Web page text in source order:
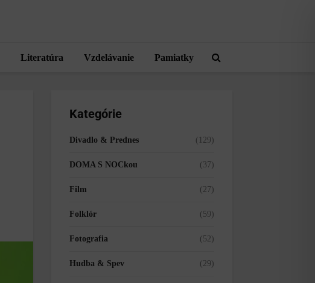
Literatúra Vzdelávanie Pamiatky
Kategórie
Divadlo & Prednes (129)
DOMA S NOCkou (37)
Film (27)
Folklór (59)
Fotografia (52)
Hudba & Spev (29)